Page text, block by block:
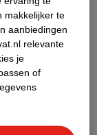
makkelijker te
aanbiedingen
relevante
je
of